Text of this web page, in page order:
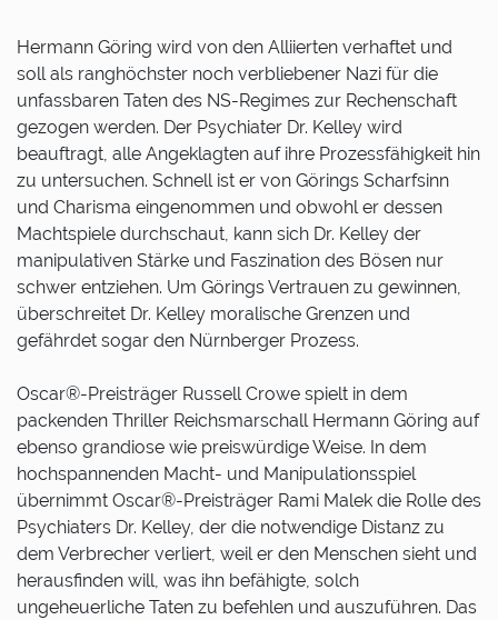
Hermann Göring wird von den Alliierten verhaftet und
soll als ranghöchster noch verbliebener Nazi für die
unfassbaren Taten des NS-Regimes zur Rechenschaft
gezogen werden. Der Psychiater Dr. Kelley wird
beauftragt, alle Angeklagten auf ihre Prozessfähigkeit hin
zu untersuchen. Schnell ist er von Görings Scharfsinn
und Charisma eingenommen und obwohl er dessen
Machtspiele durchschaut, kann sich Dr. Kelley der
manipulativen Stärke und Faszination des Bösen nur
schwer entziehen. Um Görings Vertrauen zu gewinnen,
überschreitet Dr. Kelley moralische Grenzen und
gefährdet sogar den Nürnberger Prozess.
Oscar®-Preisträger Russell Crowe spielt in dem
packenden Thriller Reichsmarschall Hermann Göring auf
ebenso grandiose wie preiswürdige Weise. In dem
hochspannenden Macht- und Manipulationsspiel
übernimmt Oscar®-Preisträger Rami Malek die Rolle des
Psychiaters Dr. Kelley, der die notwendige Distanz zu
dem Verbrecher verliert, weil er den Menschen sieht und
herausfinden will, was ihn befähigte, solch
ungeheuerliche Taten zu befehlen und auszuführen. Das